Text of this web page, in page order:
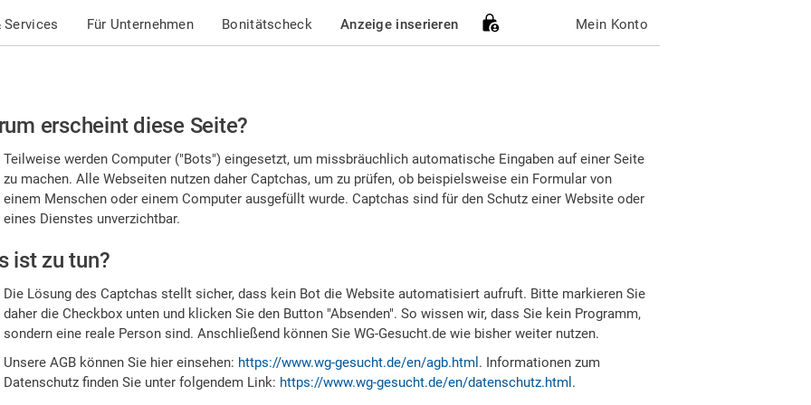
Services Für Unternehmen Bonitätscheck Anzeige inserieren Mein Konto
erscheint diese Seite?
Teilweise werden Computer ("Bots") eingesetzt, um missbräuchlich automatische Eingaben auf einer Seite
zu machen. Alle Webseiten nutzen daher Captchas, um zu prüfen, ob beispielsweise ein Formular von
einem Menschen oder einem Computer ausgefüllt wurde. Captchas sind für den Schutz einer Website oder
eines Dienstes unverzichtbar.
ist zu tun?
Die Lösung des Captchas stellt sicher, dass kein Bot die Website automatisiert aufruft. Bitte markieren Sie
daher die Checkbox unten und klicken Sie den Button "Absenden". So wissen wir, dass Sie kein Programm,
sondern eine reale Person sind. Anschließend können Sie WG-Gesucht.de wie bisher weiter nutzen.
Unsere AGB können Sie hier einsehen: https://www.wg-gesucht.de/en/agb.html . Informationen zum
Datenschutz finden Sie unter folgendem Link: https://www.wg-gesucht.de/en/datenschutz.html .